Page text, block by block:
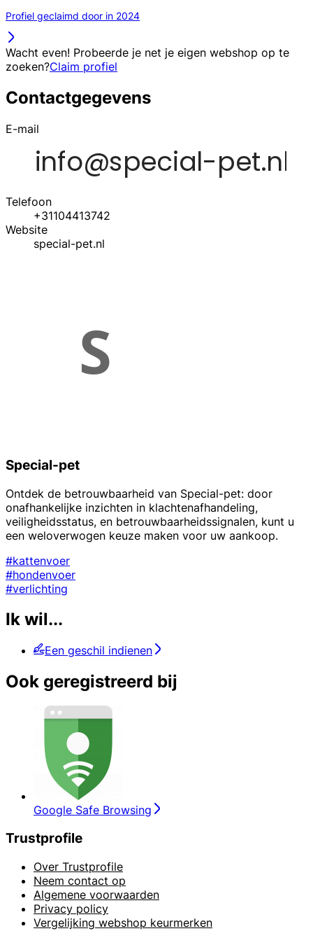
Profiel geclaimd door in 2024
Wacht even! Probeerde je net je eigen webshop op te
zoeken?Claim profiel
Contactgegevens
E-mail
Telefoon
+31104413742
Website
special-pet.nl
Special-pet
Ontdek de betrouwbaarheid van Special-pet: door
onafhankelijke inzichten in klachtenafhandeling,
veiligheidsstatus, en betrouwbaarheidssignalen, kunt u
een weloverwogen keuze maken voor uw aankoop.
#kattenvoer
#hondenvoer
#verlichting
Ik wil...
Een geschil indienen
Ook geregistreerd bij
Google Safe Browsing
Trustprofile
Over Trustprofile
Neem contact op
Algemene voorwaarden
Privacy policy
Vergelijking webshop keurmerken